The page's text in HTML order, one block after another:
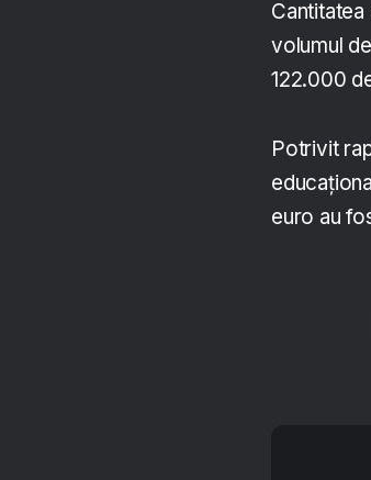
volumul
122.000
Potrivit
euro au